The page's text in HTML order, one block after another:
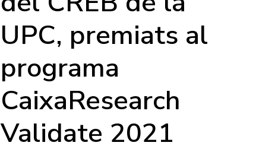
UPC, premiats al
programa
CaixaResearch
Validate 2021